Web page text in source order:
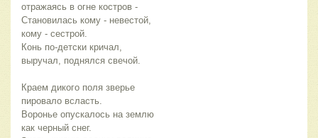
отражаясь в огне костров -
Становилась кому - невестой,
кому - сестрой.
Конь по-детски кричал,
выручал, поднялся свечой.
Краем дикого поля зверье
пировало всласть.
Воронье опускалось на землю
как черный снег.